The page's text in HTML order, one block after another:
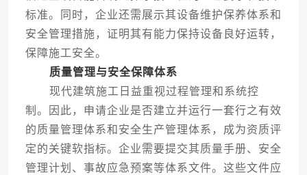
标准。同时，企业还需展示其设备维护保养体系和
安全管理措施，证明其有能力保持设备良好运转，
保障施工安全。
质量管理与安全保障体系
现代建筑施工日益重视过程管理和系统控
制。因此，申请企业是否建立并运行一套行之有效
的质量管理体系和安全生产管理体系，成为资质评
定的关键软指标。企业需要提交其质量手册、安全
管理计划、事故应急预案等体系文件。这些文件应